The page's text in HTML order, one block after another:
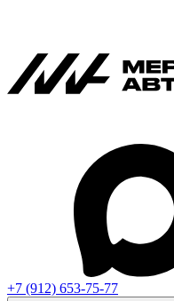
+7 (912) 653-75-77